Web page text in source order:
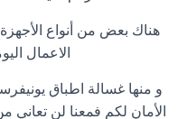
هناك بعض من أنواع
الاعمال
و منها غسالة اطباق
الأمان لكم فمعنا لن